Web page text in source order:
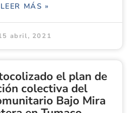
LEER MÁS »
abril, 2021
el plan de
colectiva del
Bajo Mira